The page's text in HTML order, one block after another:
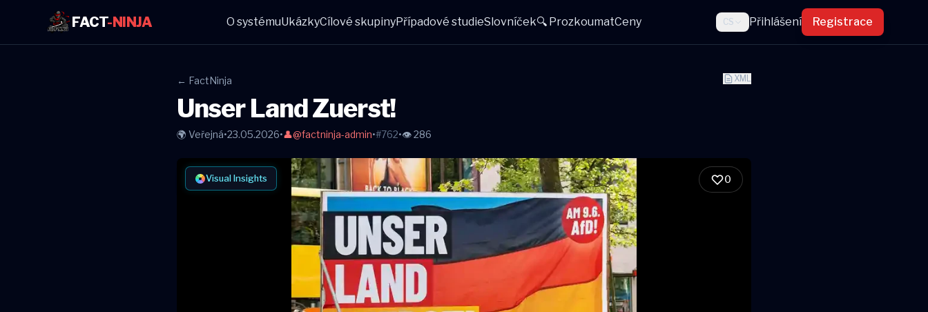
FACT-NINJA O systémuUkázkyCílové skupinyPřípadové studieSlovníček🔍 ProzkoumatCeny CS Přihlášení Registrace
← FactNinja XML
Unser Land Zuerst!
🌍 Veřejná•23.05.2026•👤@factninja-admin•#762•👁 286
Visual Insights 0